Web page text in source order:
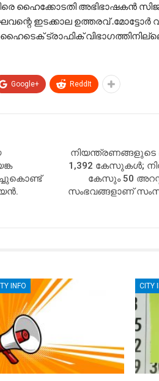
ഹൈക്കോടതി അഭിഭാഷകൻ
ഇടക്കാല ഉത്തരവ് .മോട്ടോർ
ട്രാഫിക്
Google+ ReddIt
1,392 കേസുകള്‍;
കേസും 50
സംഭവങ്ങളാണ്
INFO CITY